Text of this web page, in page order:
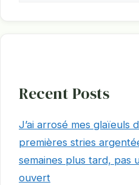
Recent Posts
J’ai arrosé mes glaïeuls
premières stries
semaines plus tard, pas
ouvert